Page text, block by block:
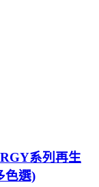
系列再生
色選)